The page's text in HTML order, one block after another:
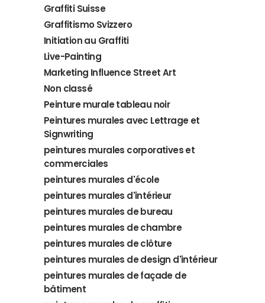
Graffiti Suisse
Graffitismo Svizzero
Initiation au Graffiti
Live-Painting
Marketing Influence Street Art
Non classé
Peinture murale tableau noir
Peintures murales avec Lettrage et
Signwriting
peintures murales corporatives et
commerciales
peintures murales d'école
peintures murales d'intérieur
peintures murales de bureau
peintures murales de chambre
peintures murales de clôture
peintures murales de design d'intérieur
peintures murales de façade de
bâtiment